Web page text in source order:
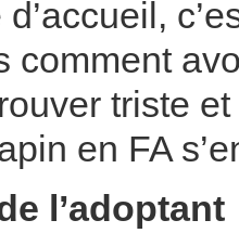
comment
triste
en FA
l’adoptant